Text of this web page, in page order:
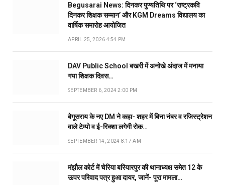
Begusarai News: दिनकर पुण्यतिथि पर ‘राष्ट्रकवि
दिनकर शिक्षक सम्मान’ और KGM Dreams विद्यालय का
वार्षिक समारोह आयोजित
APRIL 25, 2026 4:54 PM
DAV Public School बखरी में अनोखे अंदाज में मनाया
गया शिक्षक दिवस…
SEPTEMBER 6, 2024 2:00 PM
बेगूसराय के नए DM ने कहा- शहर में बिना नंबर व रजिस्ट्रेशन
वाले टेम्पो व ई-रिक्शा लगेगी रोक…
SEPTEMBER 14, 2024 8:17 AM
मंझौल कोर्ट में चेरिया बरियारपुर की थानाध्यक्ष समेत 12 के
ऊपर परिवाद पत्र हुआ दायर, जानें- पूरा मामला…